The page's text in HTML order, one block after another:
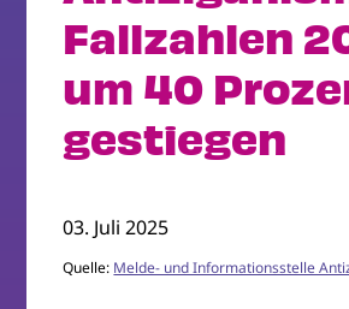
Fallzahlen
um 40
gestiegen
03. Juli 2025
Quelle: Melde- und Informationsstelle